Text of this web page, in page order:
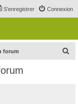
Connexion
S’enregistrer
forum